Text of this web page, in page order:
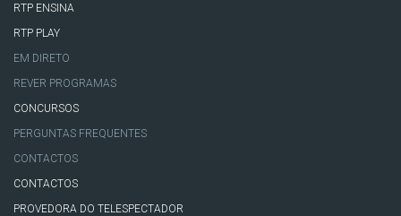
RTP ENSINA
RTP PLAY
EM DIRETO
REVER PROGRAMAS
CONCURSOS
PERGUNTAS FREQUENTES
CONTACTOS
CONTACTOS
PROVEDORA DO TELESPECTADOR